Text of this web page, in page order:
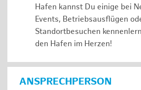
Hafen kannst Du einige bei
Events, Betriebsausflügen
Standortbesuchen
den Hafen im Herzen!
ANSPRECHPERSON